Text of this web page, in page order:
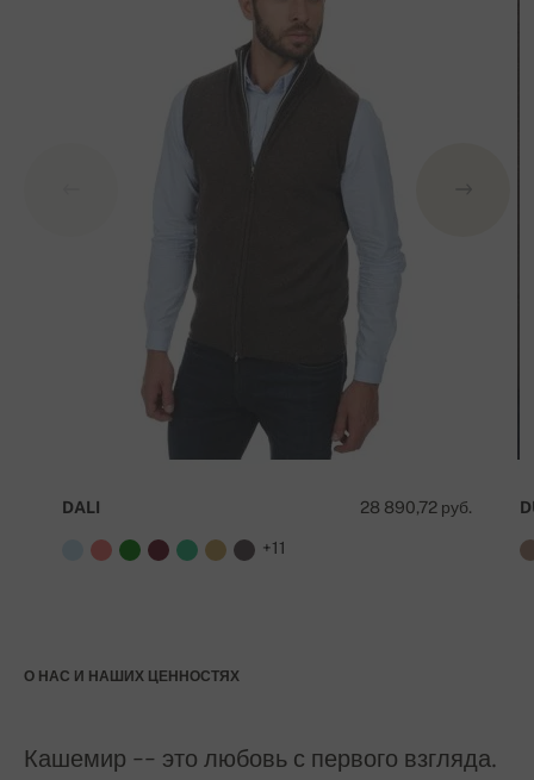
28 890,72 руб.
DALI
+11
О НАС И НАШИХ ЦЕННОСТЯХ
Кашемир -- это любовь с первого взгляда.